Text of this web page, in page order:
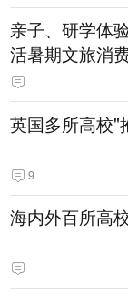
亲子、研学体
活暑期文旅消
英国多所高校"
9
海内外百所高